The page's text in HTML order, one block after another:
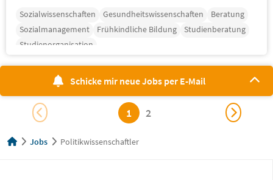
Sozialwissenschaften Gesundheitswissenschaften
Beratung
Sozialmanagement
Frühkindliche Bildung
Studienberatung
Studienorganisation
Schicke mir neue Jobs per E-Mail
1 2
Jobs Politikwissenschaftler